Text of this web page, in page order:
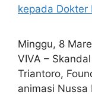
Minggu, 8
VIVA –
Triantoro,
animasi Nussa